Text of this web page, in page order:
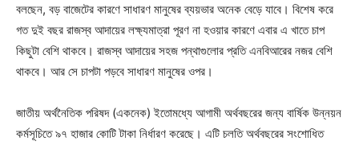
বলছেন, বড় বাজেটের কারণে সাধারণ মানুষের ব্যয়ভার অনেক বেড়ে যাবে। বিশেষ করে
গত দুই বছর রাজস্ব আদায়ের লক্ষ্যমাত্রা পূরণ না হওয়ার কারণে এবার এ খাতে চাপ
কিছুটা বেশি থাকবে। রাজস্ব আদায়ের সহজ পন্থাগুলোর প্রতি এনবিআরের নজর বেশি
থাকবে। আর সে চাপটা পড়বে সাধারণ মানুষের ওপর।
জাতীয় অর্থনৈতিক পরিষদ (একনেক) ইতোমধ্যে আগামী অর্থবছরের জন্য বার্ষিক উন্নয়ন
কর্মসূচিতে ৯৭ হাজার কোটি টাকা নির্ধারণ করেছে। এটি চলতি অর্থবছরের সংশোধিত